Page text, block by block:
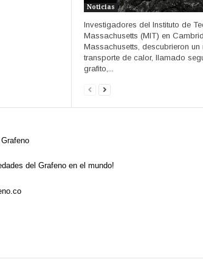
Noticias
Investigadores del Instituto de
Massachusetts (MIT) en
Massachusetts, descubrieron
transporte de calor, llamado
grafito,...
del Grafeno en el mundo!